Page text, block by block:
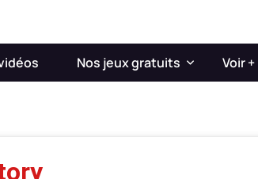
Nos jeux gratuits Voir +